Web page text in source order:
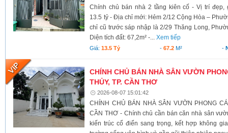
Chính chủ bán nhà 2 tầng kiên cố - Vị trí đẹp,
13.5 tỷ - Địa chỉ mới: Hẻm 2/12 Cộng Hòa –
chỉ cũ trước sáp nhập là 2/29 Thăng Long,
Diện tích đất: 67,2m² -...Xem tiếp
Giá:13.5 Tỷ -67.2 M² -
CHÍNH CHỦ BÁN NHÀ SÂN VƯỜN
THỦY, TP. CẦN THƠ
2026-08-07 15:01:42
CHÍNH CHỦ BÁN NHÀ SÂN VƯỜN PHONG
CẦN THƠ - Chính chủ cần bán căn nhà sân
kiến trúc cổ điển sang trọng, kết hợp không